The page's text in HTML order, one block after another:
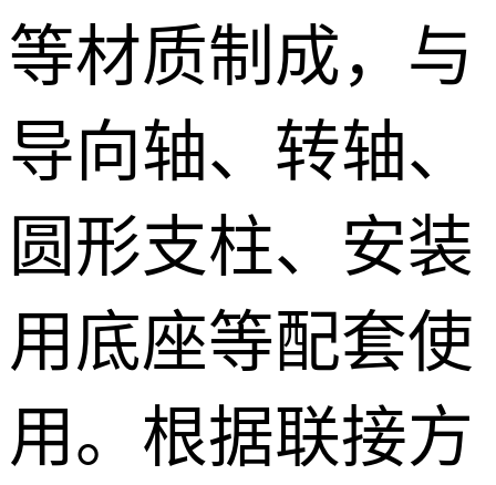
等材质制成，与
导向轴、转轴、
圆形支柱、安装
用底座等配套使
用。根据联接方